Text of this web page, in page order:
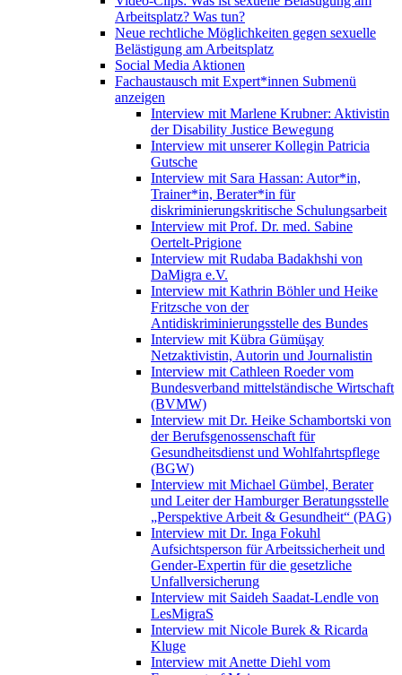
Arbeitsplatz? Was tun?
Neue rechtliche Möglichkeiten gegen sexuelle
Belästigung am Arbeitsplatz
Social Media Aktionen
Fachaustausch mit Expert*innen Submenü
anzeigen
Interview mit Marlene Krubner: Aktivistin
der Disability Justice Bewegung
Interview mit unserer Kollegin Patricia
Gutsche
Interview mit Sara Hassan: Autor*in,
Trainer*in, Berater*in für
diskriminierungskritische Schulungsarbeit
Interview mit Prof. Dr. med. Sabine
Oertelt-Prigione
Interview mit Rudaba Badakhshi von
DaMigra e.V.
Interview mit Kathrin Böhler und Heike
Fritzsche von der
Antidiskriminierungsstelle des Bundes
Interview mit Kübra Gümüşay
Netzaktivistin, Autorin und Journalistin
Interview mit Cathleen Roeder vom
Bundesverband mittelständische Wirtschaft
(BVMW)
Interview mit Dr. Heike Schambortski von
der Berufsgenossenschaft für
Gesundheitsdienst und Wohlfahrtspflege
(BGW)
Interview mit Michael Gümbel, Berater
und Leiter der Hamburger Beratungsstelle
„Perspektive Arbeit & Gesundheit“ (PAG)
Interview mit Dr. Inga Fokuhl
Aufsichtsperson für Arbeitssicherheit und
Gender-Expertin für die gesetzliche
Unfallversicherung
Interview mit Saideh Saadat-Lendle von
LesMigraS
Interview mit Nicole Burek & Ricarda
Kluge
Interview mit Anette Diehl vom